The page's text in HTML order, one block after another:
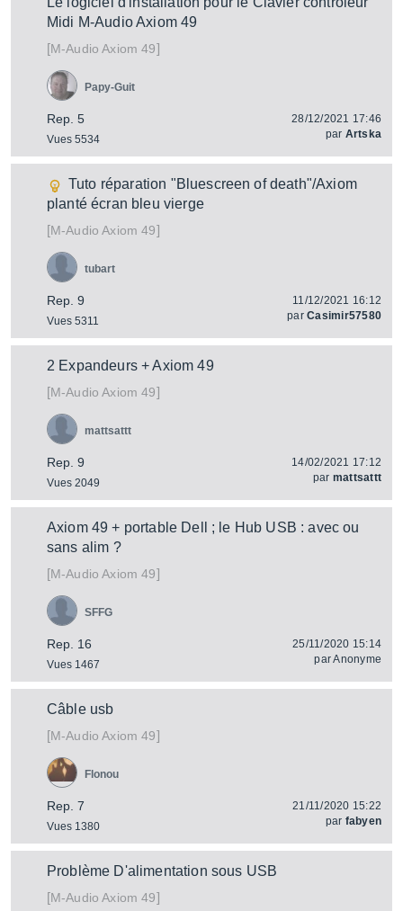
Midi M-Audio Axiom 49
[M-Audio Axiom 49]
Rep. 5
Vues 5534
Papy-Guit
28/12/2021 17:46
par Artska
Tuto réparation "Bluescreen of death"/Axiom
planté écran bleu vierge
[M-Audio Axiom 49]
Rep. 9
Vues 5311
tubart
11/12/2021 16:12
parCasimir57580
2 Expandeurs + Axiom 49
[M-Audio Axiom 49]
Rep. 9
Vues 2049
mattsattt
14/02/2021 17:12
par mattsattt
Axiom 49 + portable Dell ; le Hub USB : avec ou
sans alim ?
[M-Audio Axiom 49]
Rep. 16
Vues 1467
SFFG
25/11/2020 15:14
parAnonyme
Câble usb
[M-Audio Axiom 49]
Rep. 7
Vues 1380
Flonou
21/11/2020 15:22
par fabyen
Problème D'alimentation sous USB
[M-Audio Axiom 49]